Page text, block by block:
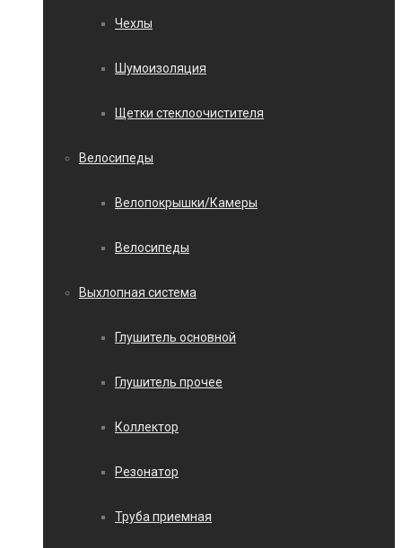
Чехлы
Шумоизоляция
Щетки стеклоочистителя
Велосипеды
Велопокрышки/Камеры
Велосипеды
Выхлопная система
Глушитель основной
Глушитель прочее
Коллектор
Резонатор
Труба приемная